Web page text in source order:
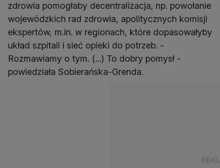
zdrowia pomogłaby decentralizacja, np. powołanie
wojewódzkich rad zdrowia, apolitycznych komisji
ekspertów, m.in. w regionach, które dopasowałyby
układ szpitali i sieć opieki do potrzeb. -
Rozmawiamy o tym. (...) To dobry pomysł -
powiedziała Sobierańska-Grenda.